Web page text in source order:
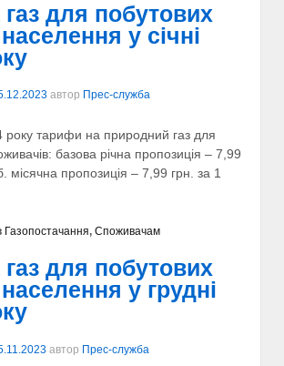
газ для побутових
у січні
автор Прес-служба
року тарифи на природний газ для
базова річна пропозиція – 7,99
місячна пропозиція – 7,99 грн. за 1
Газопостачання, Споживачам
газ для побутових
у грудні
автор Прес-служба